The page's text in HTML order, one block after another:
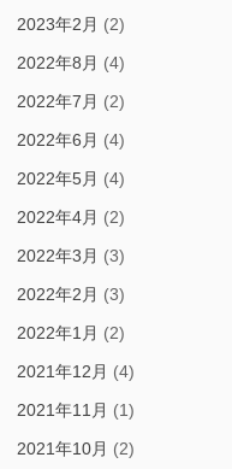
2023年2月 (2)
2022年8月 (4)
2022年7月 (2)
2022年6月 (4)
2022年5月 (4)
2022年4月 (2)
2022年3月 (3)
2022年2月 (3)
2022年1月 (2)
2021年12月 (4)
2021年11月 (1)
2021年10月 (2)